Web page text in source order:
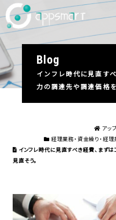
blog
インフレ時代に見直す
力の調達先や調達価格
アッ
経理業務・資金繰り・経
インフレ時代に見直すべき経費、まず
見直そう。